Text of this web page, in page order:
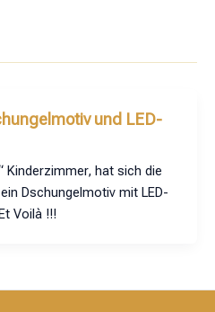
und LED-
Kinderzimmer, hat sich die
Dschungelmotiv mit LED-
Voilà !!!